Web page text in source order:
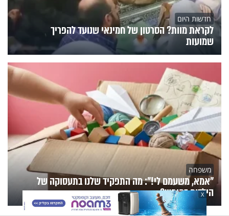
חדשות היום
לקראת מוות? הסרטון של חמינאי שנועד להפריך
שמועות
משפחה
"אמא, משעמם לי!": מה התפקיד שלנו בתעסוקה של
הילדים בחופש?
X